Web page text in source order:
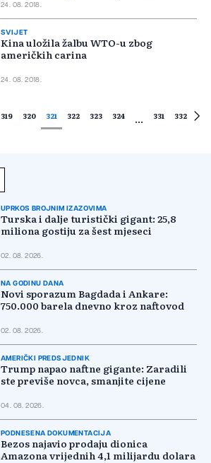
24. 08. 2018.
SVIJET
Kina uložila žalbu WTO-u zbog
američkih carina
24. 08. 2018.
319 320 321 322 323 324 ... 331 332
UPRKOS BROJNIM IZAZOVIMA
Turska i dalje turistički gigant: 25,8
miliona gostiju za šest mjeseci
02. 08. 2026.
NA GODINU DANA
Novi sporazum Bagdada i Ankare:
750.000 barela dnevno kroz naftovod
02. 08. 2026.
AMERIČKI PREDSJEDNIK
Trump napao naftne gigante: Zaradili
ste previše novca, smanjite cijene
04. 08. 2026.
PODNESENA DOKUMENTACIJA
Bezos najavio prodaju dionica
Amazona vrijednih 4,1 milijardu dolara